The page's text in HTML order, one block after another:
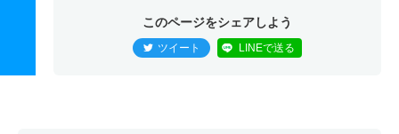
このページをシェアしよう
ツイート LINEで送る